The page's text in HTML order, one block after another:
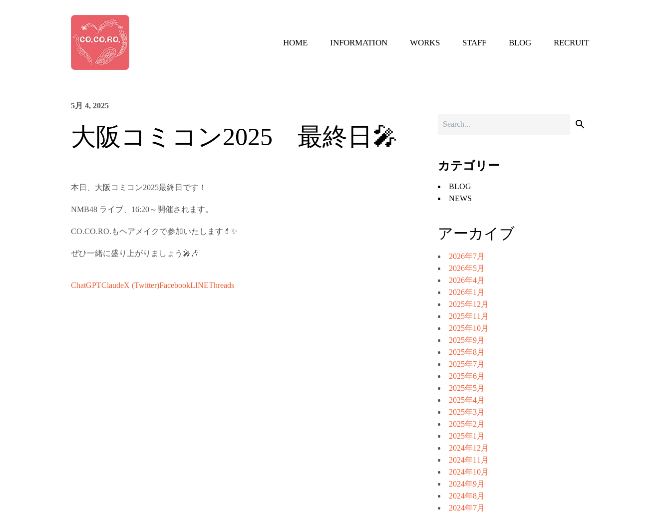
HOME INFORMATION WORKS STAFF BLOG RECRUIT
5月 4, 2025
大阪コミコン2025 最終日🎤
本日、大阪コミコン2025最終日です！
NMB48 ライブ、16:20～開催されます。
CO.CO.RO.もヘアメイクで参加いたします💄✨
ぜひ一緒に盛り上がりましょう🎤🎶
ChatGPTClaudeX (Twitter)FacebookLINEThreads
カテゴリー
BLOG
NEWS
アーカイブ
2026年7月
2026年5月
2026年4月
2026年1月
2025年12月
2025年11月
2025年10月
2025年9月
2025年8月
2025年7月
2025年6月
2025年5月
2025年4月
2025年3月
2025年2月
2025年1月
2024年12月
2024年11月
2024年10月
2024年9月
2024年8月
2024年7月